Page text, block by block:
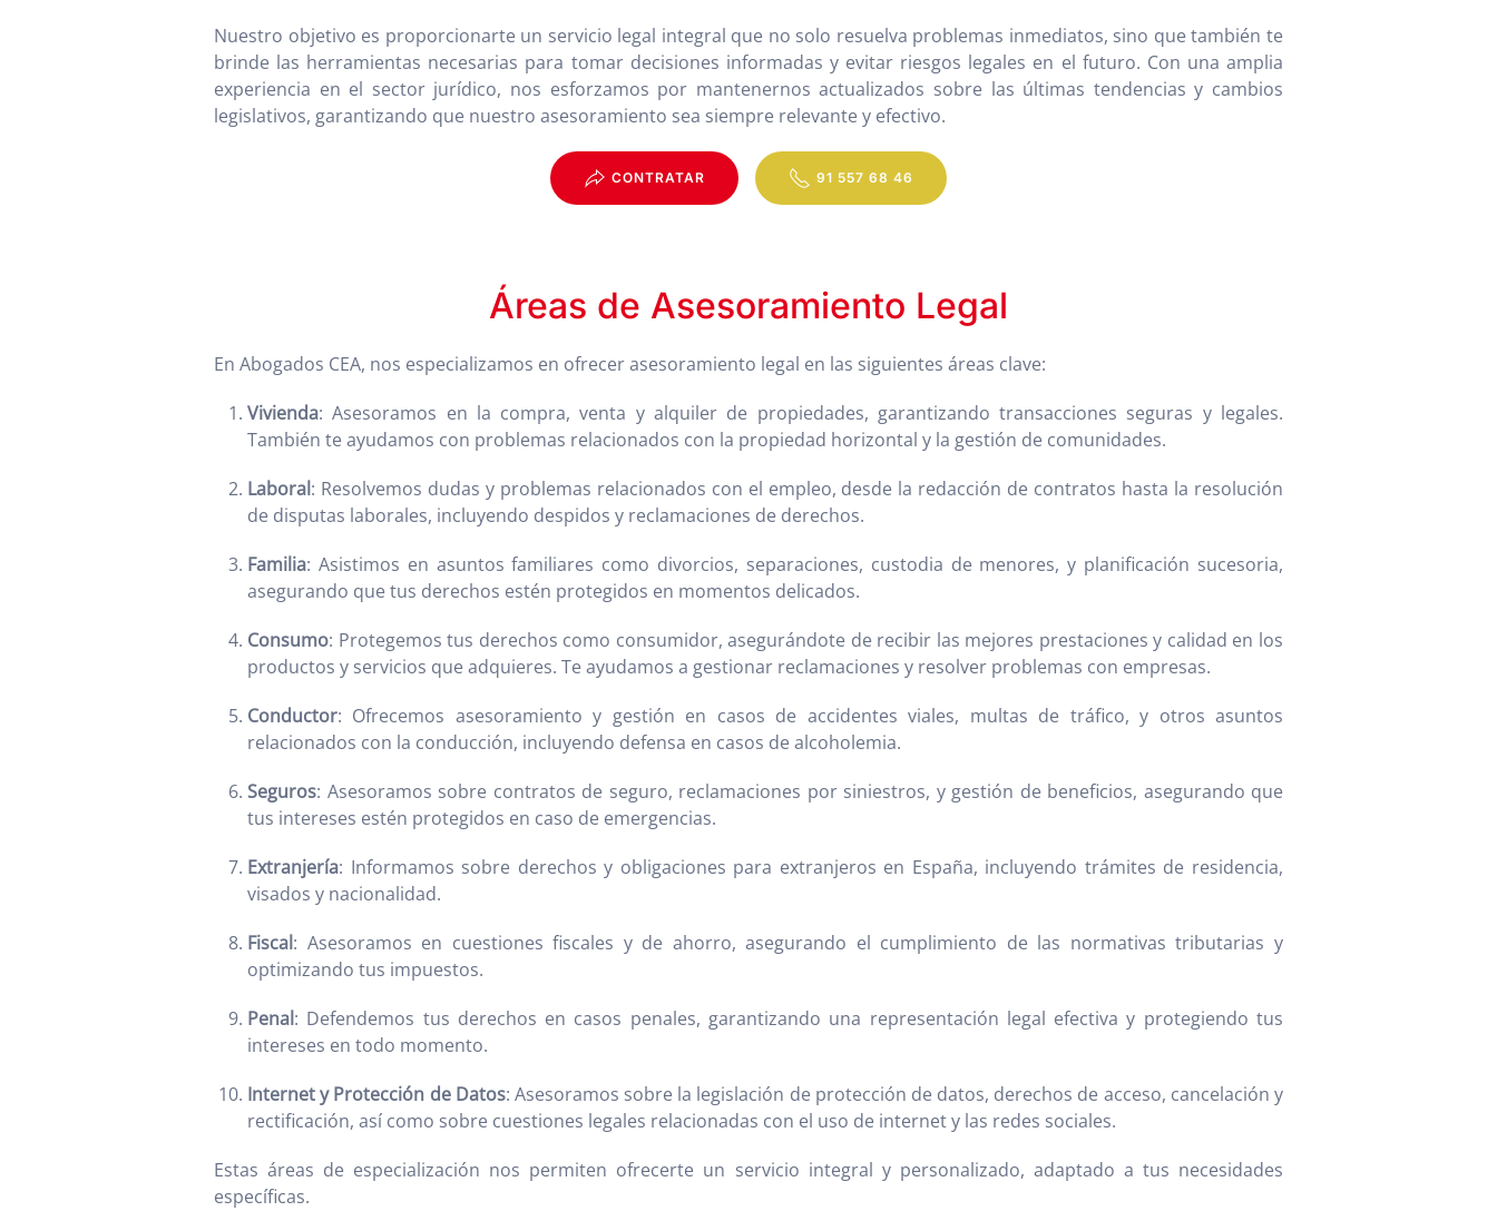
Nuestro objetivo es proporcionarte un servicio legal integral que no solo resuelva problemas inmediatos, sino que también te
brinde las herramientas necesarias para tomar decisiones informadas y evitar riesgos legales en el futuro. Con una amplia
experiencia en el sector jurídico, nos esforzamos por mantenernos actualizados sobre las últimas tendencias y cambios
legislativos, garantizando que nuestro asesoramiento sea siempre relevante y efectivo.
CONTRATAR 91 557 68 46
Áreas de Asesoramiento Legal
En Abogados CEA, nos especializamos en ofrecer asesoramiento legal en las siguientes áreas clave:
Vivienda: Asesoramos en la compra, venta y alquiler de propiedades, garantizando transacciones seguras y legales.
También te ayudamos con problemas relacionados con la propiedad horizontal y la gestión de comunidades.
Laboral: Resolvemos dudas y problemas relacionados con el empleo, desde la redacción de contratos hasta la resolución
de disputas laborales, incluyendo despidos y reclamaciones de derechos.
Familia: Asistimos en asuntos familiares como divorcios, separaciones, custodia de menores, y planificación sucesoria,
asegurando que tus derechos estén protegidos en momentos delicados.
Consumo: Protegemos tus derechos como consumidor, asegurándote de recibir las mejores prestaciones y calidad en los
productos y servicios que adquieres. Te ayudamos a gestionar reclamaciones y resolver problemas con empresas.
Conductor: Ofrecemos asesoramiento y gestión en casos de accidentes viales, multas de tráfico, y otros asuntos
relacionados con la conducción, incluyendo defensa en casos de alcoholemia.
Seguros: Asesoramos sobre contratos de seguro, reclamaciones por siniestros, y gestión de beneficios, asegurando que
tus intereses estén protegidos en caso de emergencias.
Extranjería: Informamos sobre derechos y obligaciones para extranjeros en España, incluyendo trámites de residencia,
visados y nacionalidad.
Fiscal: Asesoramos en cuestiones fiscales y de ahorro, asegurando el cumplimiento de las normativas tributarias y
optimizando tus impuestos.
Penal: Defendemos tus derechos en casos penales, garantizando una representación legal efectiva y protegiendo tus
intereses en todo momento.
Internet y Protección de Datos: Asesoramos sobre la legislación de protección de datos, derechos de acceso, cancelación y
rectificación, así como sobre cuestiones legales relacionadas con el uso de internet y las redes sociales.
Estas áreas de especialización nos permiten ofrecerte un servicio integral y personalizado, adaptado a tus necesidades
específicas.